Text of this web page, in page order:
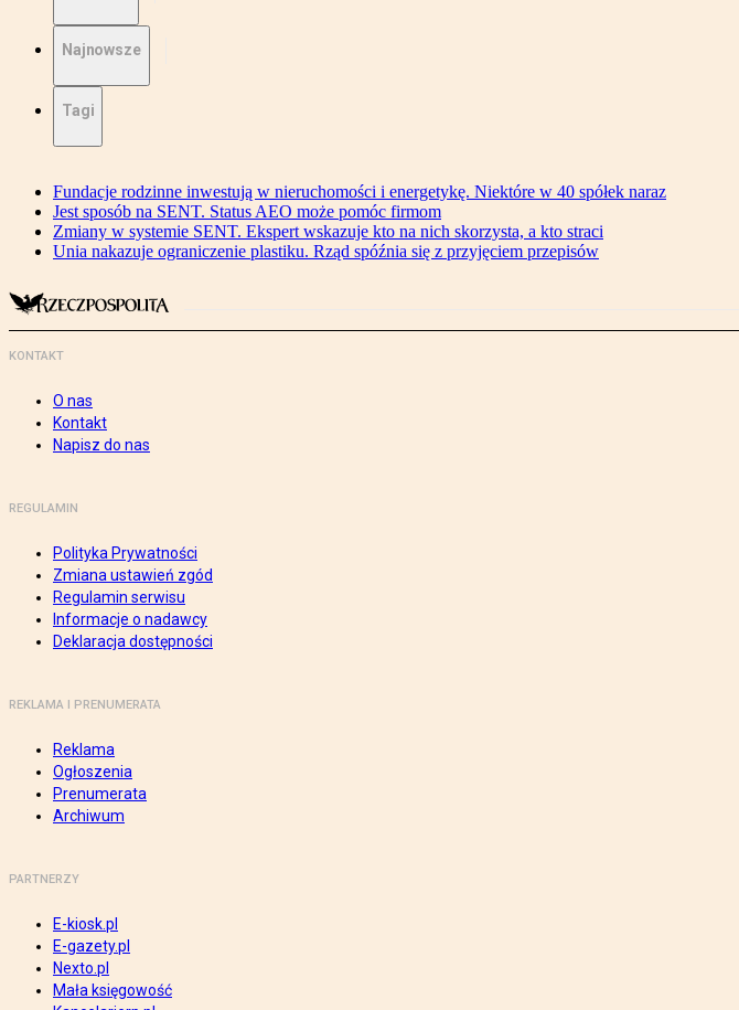
Najnowsze
Tagi
Fundacje rodzinne inwestują w nieruchomości i energetykę. Niektóre w 40 spółek naraz
Jest sposób na SENT. Status AEO może pomóc firmom
Zmiany w systemie SENT. Ekspert wskazuje kto na nich skorzysta, a kto straci
Unia nakazuje ograniczenie plastiku. Rząd spóźnia się z przyjęciem przepisów
KONTAKT
O nas
Kontakt
Napisz do nas
REGULAMIN
Polityka Prywatności
Zmiana ustawień zgód
Regulamin serwisu
Informacje o nadawcy
Deklaracja dostępności
REKLAMA I PRENUMERATA
Reklama
Ogłoszenia
Prenumerata
Archiwum
PARTNERZY
E-kiosk.pl
E-gazety.pl
Nexto.pl
Mała księgowość